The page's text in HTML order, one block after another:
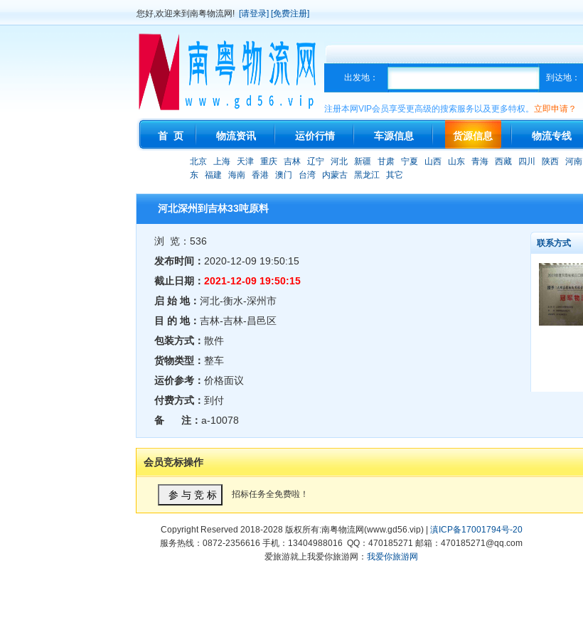
您好,欢迎来到南粤物流网! [请登录] [免费注册]
出发地： 到达地：
注册本网VIP会员享受更高级的搜索服务以及更多特权。 立即申请？
首 页 物流资讯 运价行情 车源信息 货源信息 物流专线
北京 上海 天津 重庆 吉林 辽宁 河北 新疆 甘肃 宁夏 山西 山东 青海 西藏 四川 陕西 河南
东
福建 海南 香港 澳门 台湾 内蒙古 黑龙江 其它
河北深州到吉林33吨原料
浏 览：536
发布时间： 2020-12-09 19:50:15
截止日期： 2021-12-09 19:50:15
启 始 地： 河北-衡水-深州市
目 的 地： 吉林-吉林-昌邑区
包装方式： 散件
货物类型： 整车
运价参考： 价格面议
付费方式： 到付
备 注： a-10078
联系方式
会员竞标操作
招标任务全免费啦！
Copyright Reserved 2018-2028 版权所有:南粤物流网(www.gd56.vip) | 滇ICP备17001794号-20
服务热线：0872-2356616 手机：13404988016 QQ：470185271 邮箱：470185271@qq.com
爱旅游就上我爱你旅游网： 我爱你旅游网